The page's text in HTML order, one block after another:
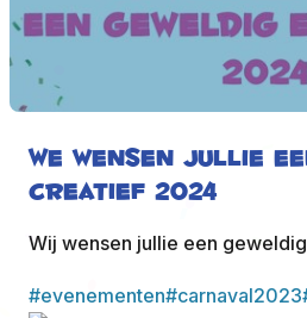
We wensen jullie
creatief 2024
Wij wensen jullie een
#evenementen#carnaval2023